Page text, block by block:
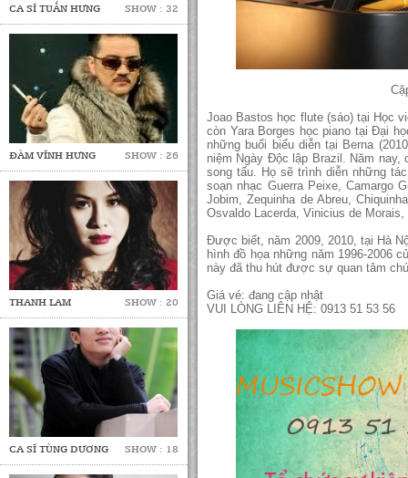
CA SĨ TUẤN HƯNG SHOW : 32
ĐÀM VĨNH HƯNG SHOW : 26
THANH LAM SHOW : 20
CA SĨ TÙNG DƯƠNG SHOW : 18
Joao Bastos học flute (sáo) tại Học
còn Yara Borges học piano tại Đại
những buổi biểu diễn tại Berna
niệm Ngày Độc lập Brazil. Năm nay,
song tấu. Họ sẽ trình diễn những
soạn nhạc Guerra Peixe, Camargo
Jobim, Zequinha de Abreu,
Osvaldo Lacerda, Vinicius de
Được biết, năm 2009, 2010, tại Hà
hình đồ họa những năm 1996-2006
này đã thu hút được sự quan tâm
Giá vé: đang cập nhật
VUI LÒNG LIÊN HỆ: 0913 51 53 56